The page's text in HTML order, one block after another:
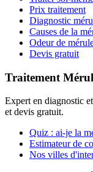
Prix traitement
Diagnostic
Causes de la
Odeur de
Devis gratuit
Traitement
Expert en diagnostic
et devis gratuit.
Quiz : ai-je la
Estimateur de
Nos villes